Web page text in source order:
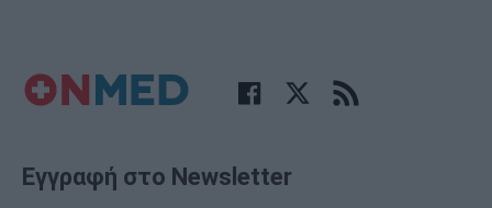
Εγγραφή στο Newsletter